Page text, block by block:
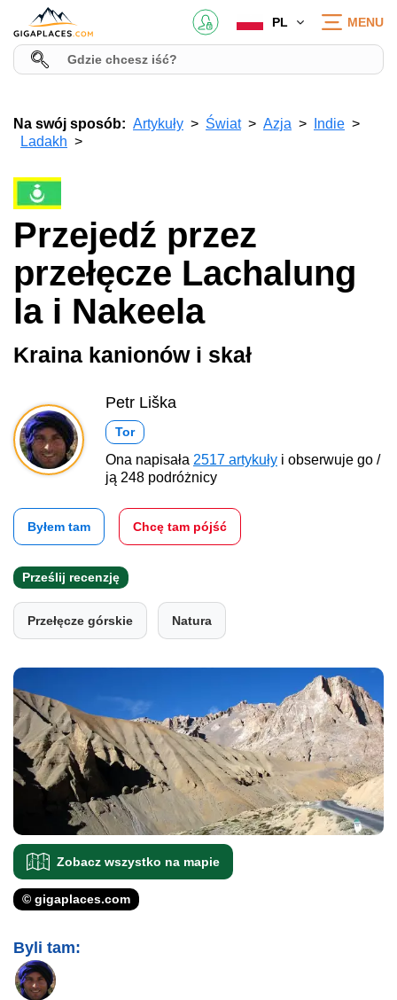
PL MENU
Na swój sposób: Artykuły Świat Azja
Indie
Ladakh
Przejedź przez
przełęcze Lachalung
la i Nakeela
Kraina kanionów i skał
Petr Liška
Tor
Ona napisała 2517 artykuły i obserwuje go /
ją 248 podróżnicy
Byłem tam Chcę tam pójść
Prześlij recenzję
Przełęcze górskie Natura
Zobacz wszystko na mapie
© gigaplaces.com
Byli tam: